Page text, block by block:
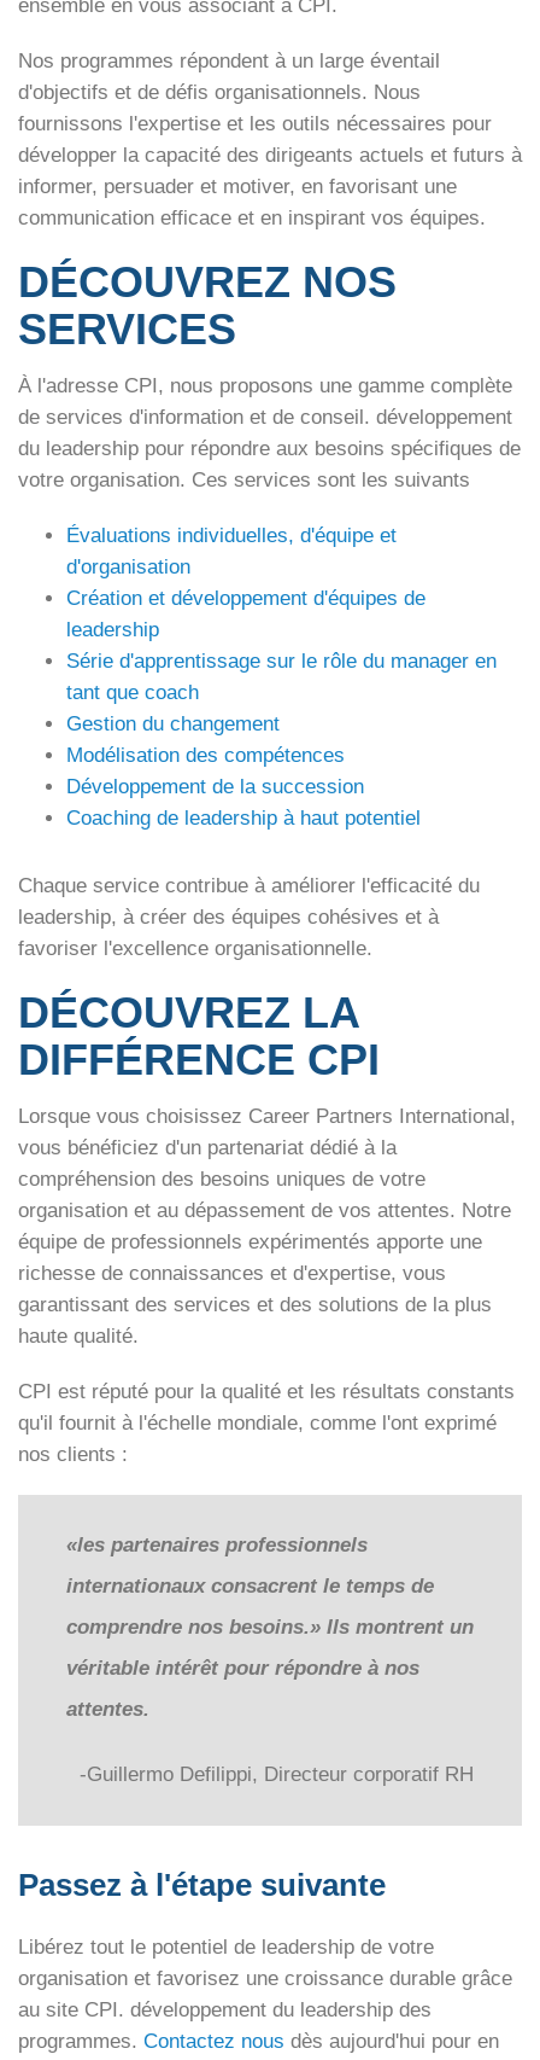
ensemble en vous associant à CPI.
Nos programmes répondent à un large éventail
d'objectifs et de défis organisationnels. Nous
fournissons l'expertise et les outils nécessaires pour
développer la capacité des dirigeants actuels et futurs à
informer, persuader et motiver, en favorisant une
communication efficace et en inspirant vos équipes.
DÉCOUVREZ NOS
SERVICES
À l'adresse CPI, nous proposons une gamme complète
de services d'information et de conseil. développement
du leadership pour répondre aux besoins spécifiques de
votre organisation. Ces services sont les suivants
Évaluations individuelles, d'équipe et
d'organisation
Création et développement d'équipes de
leadership
Série d'apprentissage sur le rôle du manager en
tant que coach
Gestion du changement
Modélisation des compétences
Développement de la succession
Coaching de leadership à haut potentiel
Chaque service contribue à améliorer l'efficacité du
leadership, à créer des équipes cohésives et à
favoriser l'excellence organisationnelle.
DÉCOUVREZ LA
DIFFÉRENCE CPI
Lorsque vous choisissez Career Partners International,
vous bénéficiez d'un partenariat dédié à la
compréhension des besoins uniques de votre
organisation et au dépassement de vos attentes. Notre
équipe de professionnels expérimentés apporte une
richesse de connaissances et d'expertise, vous
garantissant des services et des solutions de la plus
haute qualité.
CPI est réputé pour la qualité et les résultats constants
qu'il fournit à l'échelle mondiale, comme l'ont exprimé
nos clients :
«les partenaires professionnels
internationaux consacrent le temps de
comprendre nos besoins.» Ils montrent un
véritable intérêt pour répondre à nos
attentes.
-Guillermo Defilippi, Directeur corporatif RH
Passez à l'étape suivante
Libérez tout le potentiel de leadership de votre
organisation et favorisez une croissance durable grâce
au site CPI. développement du leadership des
programmes. Contactez nous dès aujourd'hui pour en